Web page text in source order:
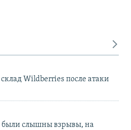
Wildberries после атаки
были слышны взрывы, на